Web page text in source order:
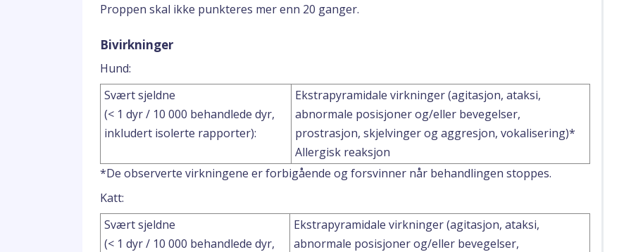
Proppen skal ikke punkteres mer enn 20 ganger.
Bivirkninger
Hund:
Svært sjeldne
(< 1 dyr / 10 000 behandlede dyr,
inkludert isolerte rapporter):
Ekstrapyramidale virkninger (agitasjon, ataksi,
abnormale posisjoner og/eller bevegelser,
prostrasjon, skjelvinger og aggresjon, vokalisering)*
Allergisk reaksjon
*De observerte virkningene er forbigående og forsvinner når behandlingen stoppes.
Katt:
Svært sjeldne
(< 1 dyr / 10 000 behandlede dyr,
Ekstrapyramidale virkninger (agitasjon, ataksi,
abnormale posisjoner og/eller bevegelser,